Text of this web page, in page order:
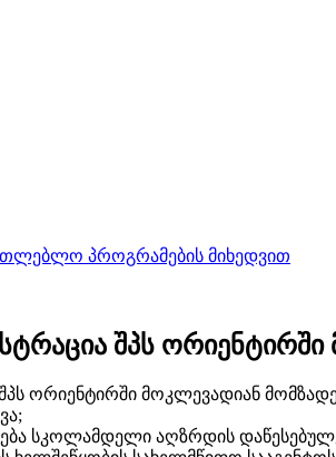
პროგრამების მიხედვით
შპს
ორიენტირში მოკლევადიან
სკოლამდელი აღზრდის